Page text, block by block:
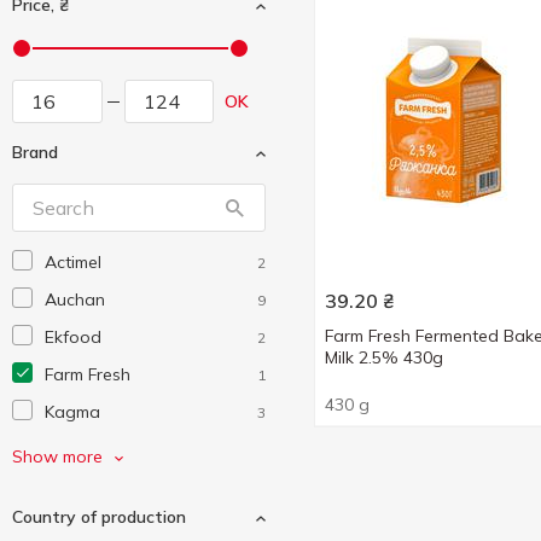
Price, ₴
OK
Brand
Actimel 2
Auchan 9
Ekfood 2
Farm Fresh 1
Kagma 3
Mother
Organic Milk 10
Show more
Country of production
39.20 ₴
Farm Fresh Fermented
Milk 2.5% 430g
430 g